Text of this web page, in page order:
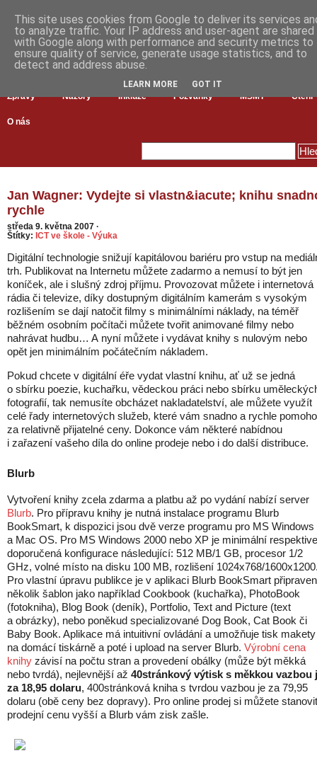
Zprávy Názory Inkluze Pozvánky MŠMT Čtení
O nás
Jan Wagner: Vydejte si vlastn&iacute; knihu
rychle
středa 9. května 2007 ·
Štítky: ICT ve škole - Výuka
Digitální technologie snižují kapitálovou bariéru pro vstup na
trh. Publikovat na Internetu můžete zadarmo a nemusí to být jen
koníček, ale i slušný zdroj příjmu. Provozovat můžete i internetová
rádia či televize, díky dostupným digitálním kamerám s vysokým
rozlišením se dají natočit filmy s minimálními náklady, na téměř
běžném osobním počítači můžete tvořit animované filmy nebo
nahrávat hudbu… A nyní můžete i vydávat knihy s nulovým nebo
opět jen minimálním počátečním nákladem.
Pokud chcete v digitální éře vydat vlastní knihu, ať už se jedná
o sbírku poezie, kuchařku, vědeckou práci nebo sbírku
fotografií, tak nemusíte obcházet nakladatelství, ale můžete využít
celé řady internetových služeb, které vám snadno a rychle
za relativně přijatelné ceny. Dokonce vám některé nabídnou
i zařazení vašeho díla do online prodeje nebo i do další distribuce.
Blurb
Vytvoření knihy zcela zdarma a platbu až po vydání nabízí server
Blurb. Pro přípravu knihy je nutná instalace programu Blurb
BookSmart, k dispozici jsou dvě verze programu pro MS Windows
a Mac OS. Pro MS Windows 2000 nebo XP je minimální respektive
doporučená konfigurace následující: 512 MB/1 GB, procesor 1/2
GHz, volné místo na disku 100 MB, rozlišení 1024x768/
Pro vlastní úpravu publikce je v aplikaci Blurb BookSmart
několik šablon jako například Cookbook (kuchařka), PhotoBook
(fotokniha), Blog Book (deník), Portfolio, Text and Picture (text
a obrázky), nebo poněkud specializované Dog Book, Cat Book či
Baby Book. Aplikace má intuitivní ovládání a umožňuje tisk makety
na domácí tiskárně a poté i upload na server Blurb. Výrobní cena
knihy závisí na počtu stran a provedení obálky (může být měkká
nebo tvrdá), nejlevnější až 40stránkový výtisk s měkkou vazbou
za 18,95 dolaru, 400stránková kniha s tvrdou vazbou je za 79,95
dolaru (obě ceny bez dopravy). Pro online prodej si můžete stanovit
prodejní cenu vyšší a Blurb vám zisk zašle.
This site uses cookies from Google to deliver its services
to analyze traffic. Your IP address and user-agent are shared
with Google along with performance and security metrics to
ensure quality of service, generate usage statistics, and to
detect and address abuse.
LEARN MORE GOT IT